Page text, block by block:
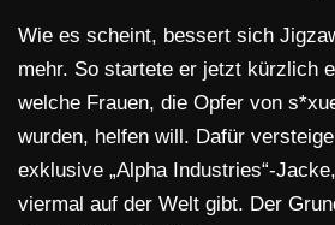
Wie es scheint, bessert sich
mehr. So startete er jetzt kürzlich
welche Frauen, die Opfer von
wurden, helfen will. Dafür
exklusive „Alpha Industries“-
viermal auf der Welt gibt. Der